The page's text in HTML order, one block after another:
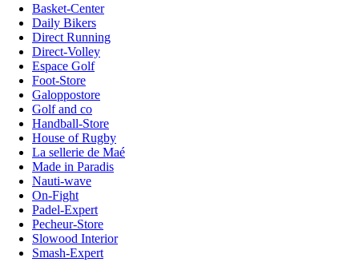
Basket-Center
Daily Bikers
Direct Running
Direct-Volley
Espace Golf
Foot-Store
Galoppostore
Golf and co
Handball-Store
House of Rugby
La sellerie de Maé
Made in Paradis
Nauti-wave
On-Fight
Padel-Expert
Pecheur-Store
Slowood Interior
Smash-Expert